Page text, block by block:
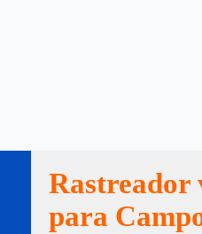
Rastreador
para